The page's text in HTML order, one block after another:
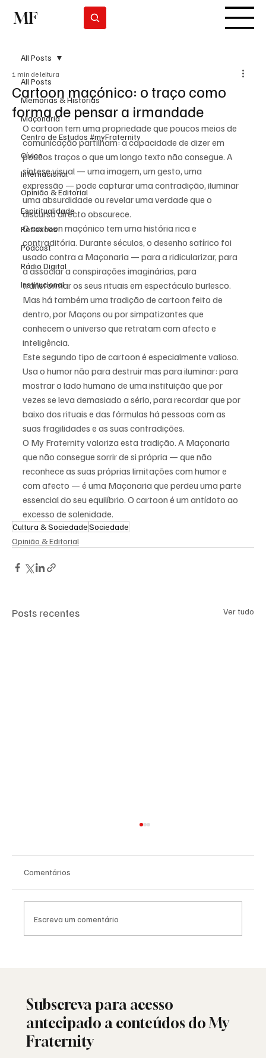
MF
All Posts
Memórias & Histórias
Maçonaria
Centro de Estudos #myFraternity
Cívico
Internacional
Opinião & Editorial
Espiritualidade
Reflexões
Podcast
Rádio Digital
Institucional
All Posts
Cartoon maçónico: o traço como
forma de pensar a irmandade
1 min de leitura
O cartoon tem uma propriedade que poucos meios de
comunicação partilham: a capacidade de dizer em
poucos traços o que um longo texto não consegue. A
síntese visual — uma imagem, um gesto, uma
expressão — pode capturar uma contradição, iluminar
uma absurdidade ou revelar uma verdade que o
discurso directo obscurece.
O cartoon maçónico tem uma história rica e
contraditória. Durante séculos, o desenho satírico foi
usado contra a Maçonaria — para a ridicularizar, para
a associar a conspirações imaginárias, para
transformar os seus rituais em espectáculo burlesco.
Mas há também uma tradição de cartoon feito de
dentro, por Maçons ou por simpatizantes que
conhecem o universo que retratam com afecto e
inteligência.
Este segundo tipo de cartoon é especialmente valioso.
Usa o humor não para destruir mas para iluminar: para
mostrar o lado humano de uma instituição que por
vezes se leva demasiado a sério, para recordar que por
baixo dos rituais e das fórmulas há pessoas com as
suas fragilidades e as suas contradições.
O My Fraternity valoriza esta tradição. A Maçonaria
que não consegue sorrir de si própria — que não
reconhece as suas próprias limitações com humor e
com afecto — é uma Maçonaria que perdeu uma parte
essencial do seu equilíbrio. O cartoon é um antídoto ao
excesso de solenidade.
Cultura & SociedadeSociedade
Opinião & Editorial
Posts recentes Ver tudo
Comentários
Escreva um comentário
Subscreva para acesso
antecipado a conteúdos do My
Fraternity